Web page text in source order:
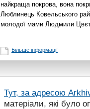
найкраща покрова, вона
Люблинець Ковельського
молодої мами Людмили
Більше інформації
Тут, за адресою
матеріали, які було